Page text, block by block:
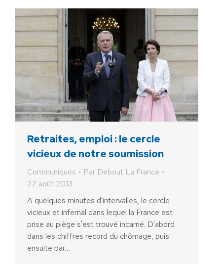
Retraites, emploi : le cercle
vicieux de notre soumission
Communiqués Par Debout La France
27 août 2013
A quelques minutes d'intervalles, le cercle
vicieux et infernal dans lequel la France est
prise au piège s'est trouvé incarné. D'abord
dans les chiffres record du chômage, puis
ensuite par…